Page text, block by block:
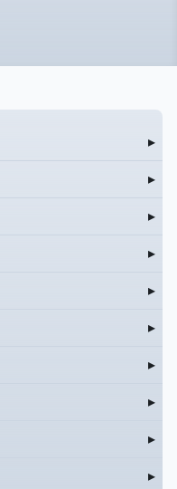
▸
▸
▸
▸
▸
▸
▸
▸
▸
▸